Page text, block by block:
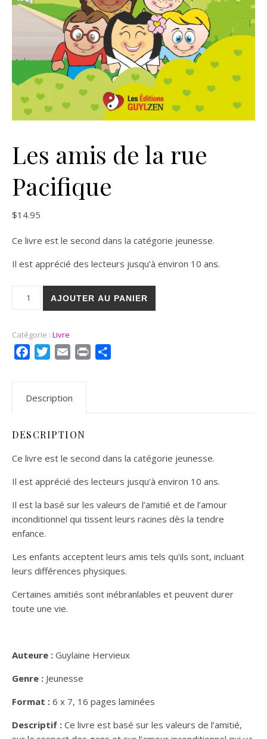
Les amis de la rue
Pacifique
$14.95
Ce livre est le second dans la catégorie jeunesse.
Il est apprécié des lecteurs jusqu’à environ 10 ans.
AJOUTER AU PANIER
Catégorie : Livre
FacebookTwitterEmail Print
Description
DESCRIPTION
Ce livre est le second dans la catégorie jeunesse.
Il est apprécié des lecteurs jusqu’à environ 10 ans.
Il est la basé sur les valeurs de l’amitié et de l’amour
inconditionnel qui tissent leurs racines dès la tendre
enfance.
Les enfants acceptent leurs amis tels qu’ils sont, incluant
leurs différences physiques.
Certaines amitiés sont inébranlables et peuvent durer
toute une vie.
Auteure : Guylaine Hervieux
Genre : Jeunesse
Format : 6 x 7, 16 pages laminées
Descriptif : Ce livre est basé sur les valeurs de l’amitié,